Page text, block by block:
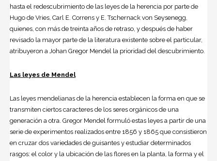
hasta el redescubrimiento de las leyes de la herencia por parte de
Hugo de Vries, Carl E. Correns y E. Tschernack von Seysenegg,
quienes, con más de treinta años de retraso, y después de haber
revisado la mayor parte de la literatura existente sobre el particular,
atribuyeron a Johan Gregor Mendel la prioridad del descubrimiento.
Las leyes de Mendel
Las leyes mendelianas de la herencia establecen la forma en que se
transmiten ciertos caracteres de los seres orgánicos de una
generación a otra. Gregor Mendel formuló estas leyes a partir de una
serie de experimentos realizados entre 1856 y 1865 que consistieron
en cruzar dos variedades de guisantes y estudiar determinados
rasgos: el color y la ubicación de las flores en la planta, la forma y el